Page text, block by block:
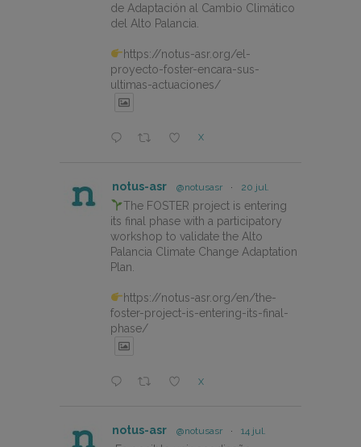
de Adaptación al Cambio Climático
del Alto Palancia.
https://notus-asr.org/el-
proyecto-foster-encara-sus-
ultimas-actuaciones/
X
notus-asr @notusasr · 20 jul.
The FOSTER project is entering
its final phase with a participatory
workshop to validate the Alto
Palancia Climate Change Adaptation
Plan.
https://notus-asr.org/en/the-
foster-project-is-entering-its-final-
phase/
X
notus-asr @notusasr · 14 jul.